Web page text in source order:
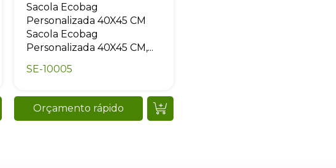
Sacola Ecobag
Personalizada 40X45 CM
Sacola Ecobag
Personalizada 40X45 CM,...
SE-10005
Orçamento rápido